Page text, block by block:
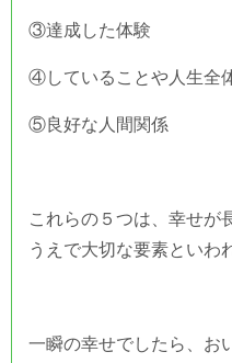
③達成した体験
④していることや人生全
⑤良好な人間関係
これらの５つは、幸せが
うえで大切な要素といわ
一瞬の幸せでしたら、お